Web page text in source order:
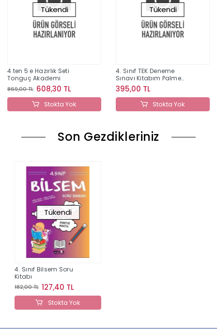
Tükendi
4 ten 5 e Hazırlık Seti
Tonguç Akademi
869,00 TL 608,30 TL
Stokta Yok
Tükendi
4. Sınıf TEK Deneme
Sınavı Kitabım Palme
Yayınları
395,00 TL
Stokta Yok
Son Gezdikleriniz
Tükendi
4. Sınıf Bilsem Soru
Kitabı
182,00 TL 127,40 TL
Stokta Yok